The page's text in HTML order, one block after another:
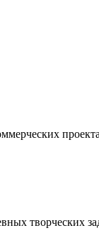
творческих